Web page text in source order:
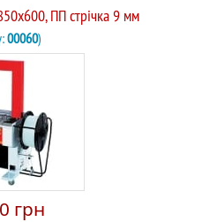
ПП стрічка 9 мм
00060)
грн